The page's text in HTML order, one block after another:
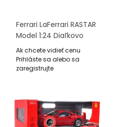
Ferrari LaFerrari RASTAR
Model 1:24 Diaľkovo
Ovládané Auto +
Ovládač 2,4 GHz
Ak chcete vidieť cenu
Prihláste sa alebo sa
zaregistrujte